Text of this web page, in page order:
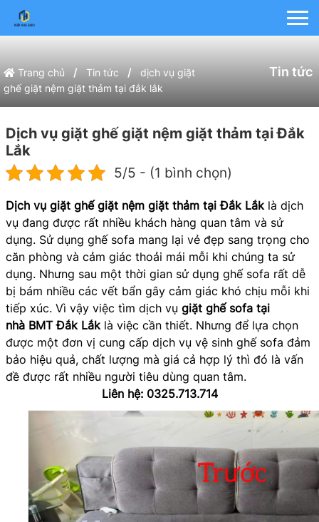
Trang chủ / Tin tức / dịch vụ giặt
ghế giặt nệm giặt thảm tại đắk lắk
Tin tức
Dịch vụ giặt ghế giặt nệm giặt thảm tại Đắk
Lắk
5/5 - (1 bình chọn)
Dịch vụ giặt ghế giặt nệm giặt thảm tại Đắk Lắk là dịch
vụ đang được rất nhiều khách hàng quan tâm và sử
dụng. Sử dụng ghế sofa mang lại vẻ đẹp sang trọng cho
căn phòng và cảm giác thoải mái mỗi khi chúng ta sử
dụng. Nhưng sau một thời gian sử dụng ghế sofa rất dễ
bị bám nhiều các vết bẩn gây cảm giác khó chịu mỗi khi
tiếp xúc. Vì vậy việc tìm dịch vụ giặt ghế sofa tại
nhà BMT Đắk Lắklà việc cần thiết. Nhưng để lựa chọn
được một đơn vị cung cấp dịch vụ vệ sinh ghế sofa đảm
bảo hiệu quả, chất lượng mà giá cả hợp lý thì đó là vấn
đề được rất nhiều người tiêu dùng quan tâm.
Liên hệ: 0325.713.714